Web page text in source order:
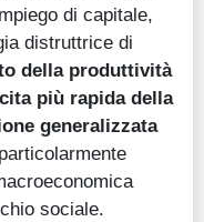
di capitale,
distruttrice di
della produttività
più rapida della
generalizzata
sociale.